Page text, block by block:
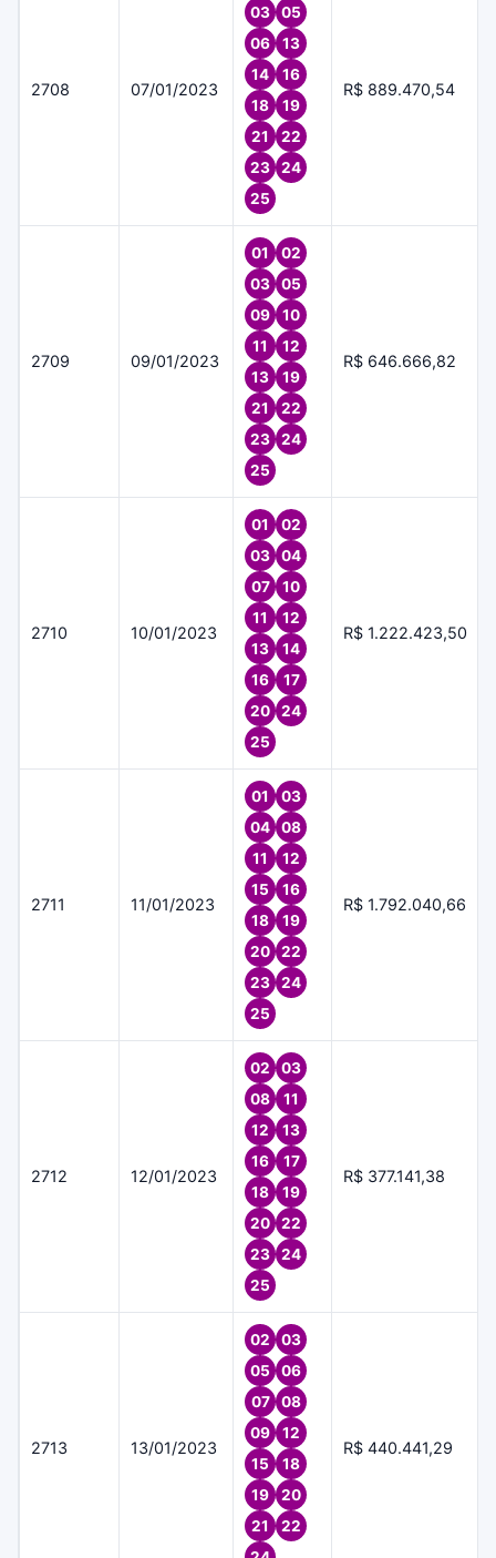
2708 07/01/2023
03
05
06
13
14
16
18
19
21
22
23
24
25
R$ 889.470,54
2709 09/01/2023
01
02
03
05
09
10
11
12
13
19
21
22
23
24
25
R$ 646.666,82
2710 10/01/2023
01
02
03
04
07
10
11
12
13
14
16
17
20
24
25
R$ 1.222.423,50
2711 11/01/2023
01
03
04
08
11
12
15
16
18
19
20
22
23
24
25
R$ 1.792.040,66
2712 12/01/2023
02
03
08
11
12
13
16
17
18
19
20
22
23
24
25
R$ 377.141,38
2713 13/01/2023
02
03
05
06
07
08
09
12
15
18
19
20
21
22
R$ 440.441,29